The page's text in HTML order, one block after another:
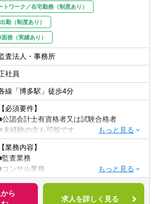
トワーク／在宅勤務（制度あり）
勤（制度あり）
接（実績あり）
査法人・事務所
社員
線「博多駅」徒歩4分
【必須要件】
公認会計士有資格者又は試験合格者
未経験の方も可能です
【歓迎条件】
監査経験3年以上
【業務内容】
監査業務
コンサル業務
IPO支援業務
IFRS導入支援
M&A支援業務
ら
求人を詳しく見る